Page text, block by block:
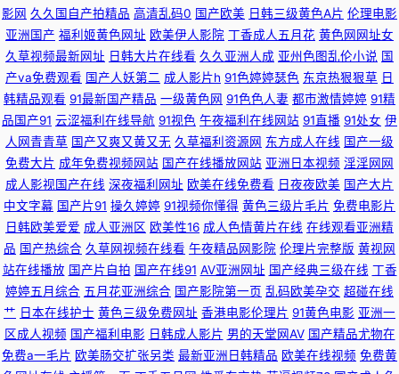
美不卡成人在线 91专区在线 欧美专区线路一 avttAV51 久91c 亚洲视频国产
ts 91香蕉综合操网 亚洲主播国产 久久艹精品在线 91蜜臀在线观看入口 日本
人妻久久精 91视频精选 色悠悠手机综合网 东京热导航大乱 影音先锋人妻资
源 黄香蕉网 91传播媒mv 黄色91 91超碰人人澡人人妻 午夜影院体验区 国产
内射在线一区 91性免费视频 亚洲一二区 激情综合网激情九月 91大神精品丝
袜女神 久草久草热资源 91免费在线观看高清 www五月天丁香社区 日朝精品
BB 国产精品久久网站 91色色影院 欧美综合色 国产精品熟女免费一区 蜜臀
影网 久久国自产拍精品 高清乱码0 国产欧美 日韩三级黄色A片 伦理电影
亚洲国产 福利姬黄色网址 欧美伊人影院 丁香成人五月花 黄色网网址女
久草视频最新网址 日韩大片在线看 久久亚洲人成 亚州色图乱伦小说 国
产va免费观看 国产人妖第二 成人影片h 91色婷婷瑟色 东京热狠狠草 日
韩精品观看 91最新国产精品 一级黄色网 91色色人妻 都市激情婷婷 91精
品国产91 云涩福利在线导航 91视色 午夜福利在线网站 91直播 91处女 伊
人网青青草 国产又爽又黄又无 久草福利资源网 东方成人在线 国产一级
免费大片 成年免费视频网站 国产在线播放网站 亚洲日本视频 淫淫网网
成人影视国产在线 深夜福利网址 欧美在线免费看 日夜夜欧美 国产大片
中文字幕 国产片91 操久婷婷 91视频你懂得 黄色三级片毛片 免费电影片
日韩欧美爱爱 成人亚洲区 欧美性16 成人色情黄片在线 在线观看亚洲精
品 国产热综合 久草网视频在线看 午夜精品网影院 伦理片完整版 黄视网
站在线播放 国产片自拍 国产在线91 AV亚洲网址 国产经典三级在线 丁香
婷婷五月综合 五月花亚洲综合 国产影院第一页 乱码欧美孕交 超碰在线
艹 日本在线护士 黄色三级免费网址 香港电影伦理片 91黄色电影 亚洲一
区成人视频 国产福利电影 日韩成人影片 男的天堂网AV 国产精品尤物在
免费a一毛片 欧美肠交扩张另类 最新亚洲日韩精品 欧美在线视频 免费黄